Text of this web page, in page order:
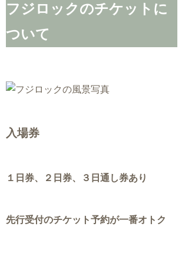
フジロックのチケットに
ついて
入場券
１日券、２日券、３日通し券あり
先行受付のチケット予約が一番オトク